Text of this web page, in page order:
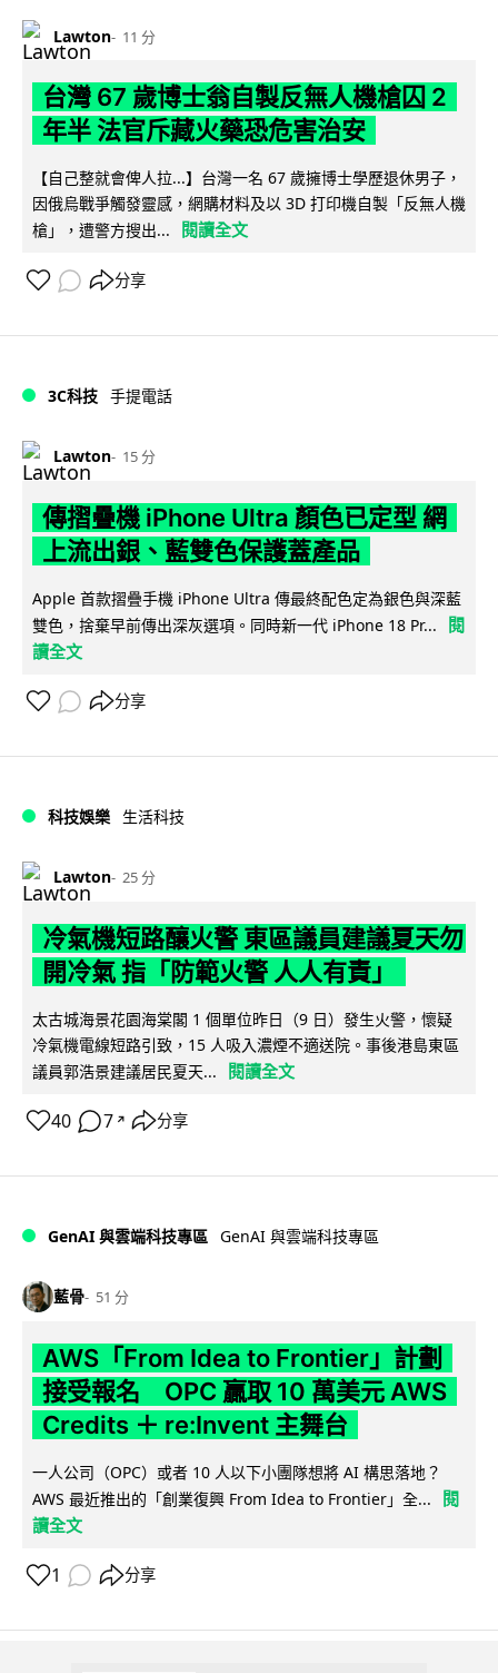
Lawton 11 分
台灣 67 歲博士翁自製反無人機槍囚 2
年半 法官斥藏火藥恐危害治安
【自己整就會俾人拉...】台灣一名 67 歲擁博士學歷退休男子，
因俄烏戰爭觸發靈感，網購材料及以 3D 打印機自製「反無人機
槍」，遭警方搜出...
閱讀全文
分享
3C科技 手提電話
Lawton 15 分
傳摺疊機 iPhone Ultra 顏色已定型 網
上流出銀、藍雙色保護蓋產品
Apple 首款摺疊手機 iPhone Ultra 傳最終配色定為銀色與深藍
雙色，捨棄早前傳出深灰選項。同時新一代 iPhone 18 Pr...
閱
讀全文
分享
科技娛樂 生活科技
Lawton 25 分
冷氣機短路釀火警 東區議員建議夏天勿
開冷氣 指「防範火警 人人有責」
太古城海景花園海棠閣 1 個單位昨日（9 日）發生火警，懷疑
冷氣機電線短路引致，15 人吸入濃煙不適送院。事後港島東區
議員郭浩景建議居民夏天...
閱讀全文
40 7 ↗ 分享
GenAI 與雲端科技專區 GenAI 與雲端科技專區
藍骨 51 分
AWS「From Idea to Frontier」計劃
接受報名 OPC 贏取 10 萬美元 AWS
Credits ＋ re:Invent 主舞台
一人公司（OPC）或者 10 人以下小團隊想將 AI 構思落地？
AWS 最近推出的「創業復興 From Idea to Frontier」全...
閱
讀全文
1 分享